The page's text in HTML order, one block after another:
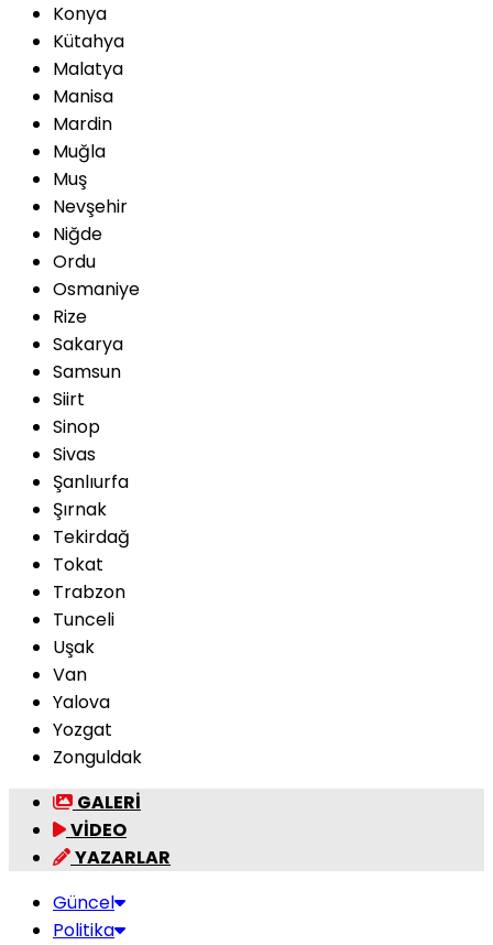
Konya
Kütahya
Malatya
Manisa
Mardin
Muğla
Muş
Nevşehir
Niğde
Ordu
Osmaniye
Rize
Sakarya
Samsun
Siirt
Sinop
Sivas
Şanlıurfa
Şırnak
Tekirdağ
Tokat
Trabzon
Tunceli
Uşak
Van
Yalova
Yozgat
Zonguldak
GALERİ
VİDEO
YAZARLAR
Güncel
Politika